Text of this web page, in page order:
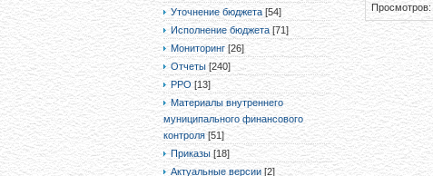
Уточнение бюджета [54]
Исполнение бюджета [71]
Мониторинг [26]
Отчеты [240]
РРО [13]
Материалы внутреннего
муниципального финансового
контроля [51]
Приказы [18]
Актуальные версии [2]
Просмотров: